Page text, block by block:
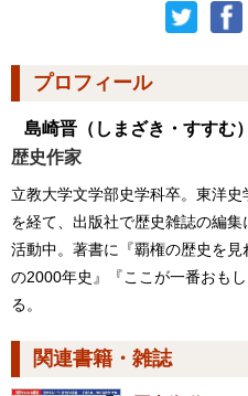
プロフィール
島崎晋 （しまざき・すすむ）
歴史作家
立教大学文学部史学科卒。東洋
を経て、出版社で歴史雑誌の編
活動中。著書に『覇権の歴史を
の2000年史』『ここが一番おも
る。
関連書籍・雑誌